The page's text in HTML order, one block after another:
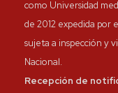
como Universidad
de 2012 expedida por
sujeta a inspección y
Nacional.
Recepción de